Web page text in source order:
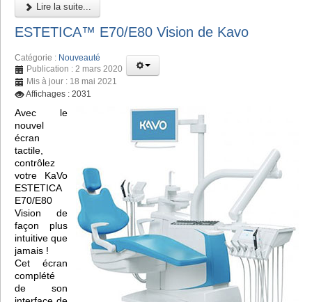
Lire la suite...
ESTETICA™️ E70/E80 Vision de Kavo
Catégorie : Nouveauté
Publication : 2 mars 2020
Mis à jour : 18 mai 2021
Affichages : 2031
Avec le
nouvel
écran
tactile,
contrôlez
votre KaVo
ESTETICA
E70/E80
Vision de
façon plus
intuitive que
jamais !
Cet écran
complété
de son